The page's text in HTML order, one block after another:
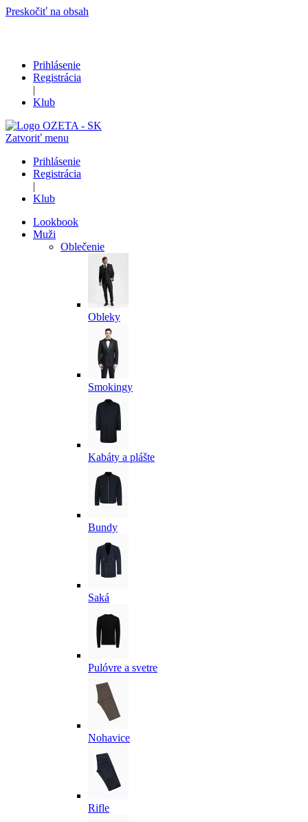
Preskočiť na obsah
Prihlásenie
Registrácia
|
Klub
Zatvoriť menu
Prihlásenie
Registrácia
|
Klub
Lookbook
Muži
Oblečenie
Obleky
Smokingy
Kabáty a plášte
Bundy
Saká
Pulóvre a svetre
Nohavice
Rifle